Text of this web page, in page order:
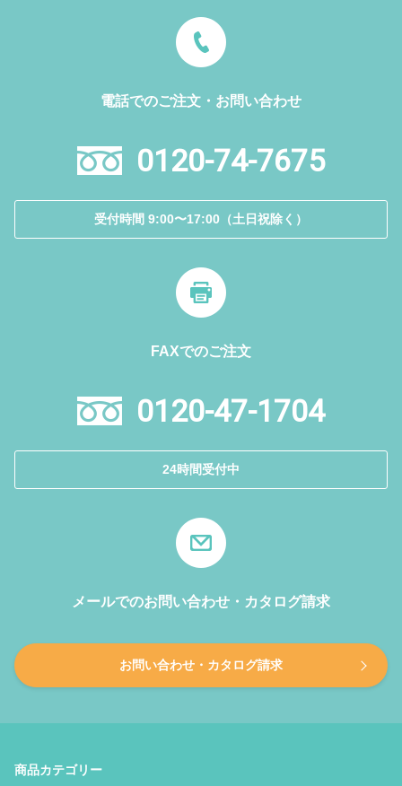
電話でのご注文・お問い合わせ
0120-74-7675
受付時間 9:00〜17:00（土日祝除く）
FAXでのご注文
0120-47-1704
24時間受付中
メールでのお問い合わせ・カタログ請求
お問い合わせ・カタログ請求
商品カテゴリー